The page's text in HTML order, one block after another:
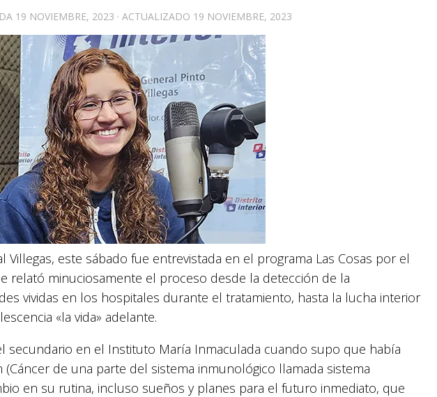
19 NOVIEMBRE, 2023 · ACTUALIZADO 19 NOVIEMBRE, 2023
Villegas, este sábado fue entrevistada en el programa Las Cosas por el
relató minuciosamente el proceso desde la detección de la
vividas en los hospitales durante el tratamiento, hasta la lucha interior
«la vida» adelante.
secundario en el Instituto María Inmaculada cuando supo que había
de una parte del sistema inmunológico llamada sistema
en su rutina, incluso sueños y planes para el futuro inmediato, que